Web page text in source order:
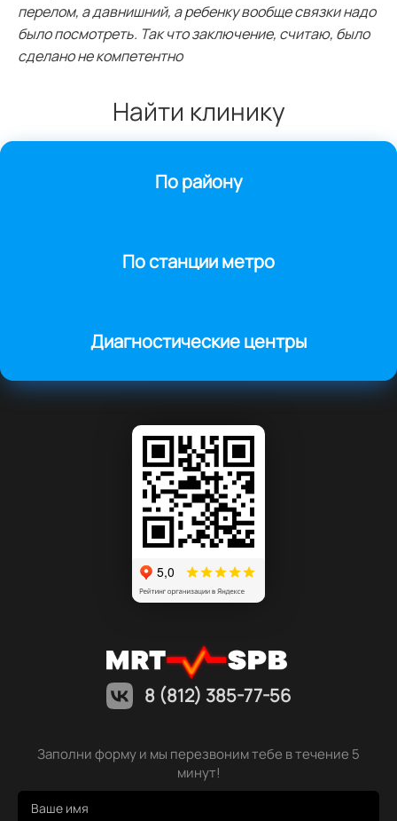
перелом, а давнишний, а ребенку вообще связки надо
было посмотреть. Так что заключение, считаю, было
сделано не компетентно
Найти клинику
По району
По станции метро
Диагностические центры
8 (812) 385-77-56
Заполни форму и мы перезвоним тебе в течение 5
минут!